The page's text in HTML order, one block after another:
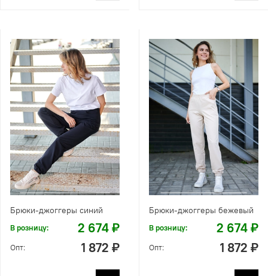
Брюки-джоггеры синий
В розницу: 2 674 ₽
Опт: 1 872 ₽
Брюки-джоггеры бежевый
В розницу: 2 674 ₽
Опт: 1 872 ₽